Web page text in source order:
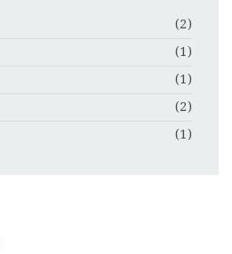
(2)
(1)
(1)
(2)
(1)